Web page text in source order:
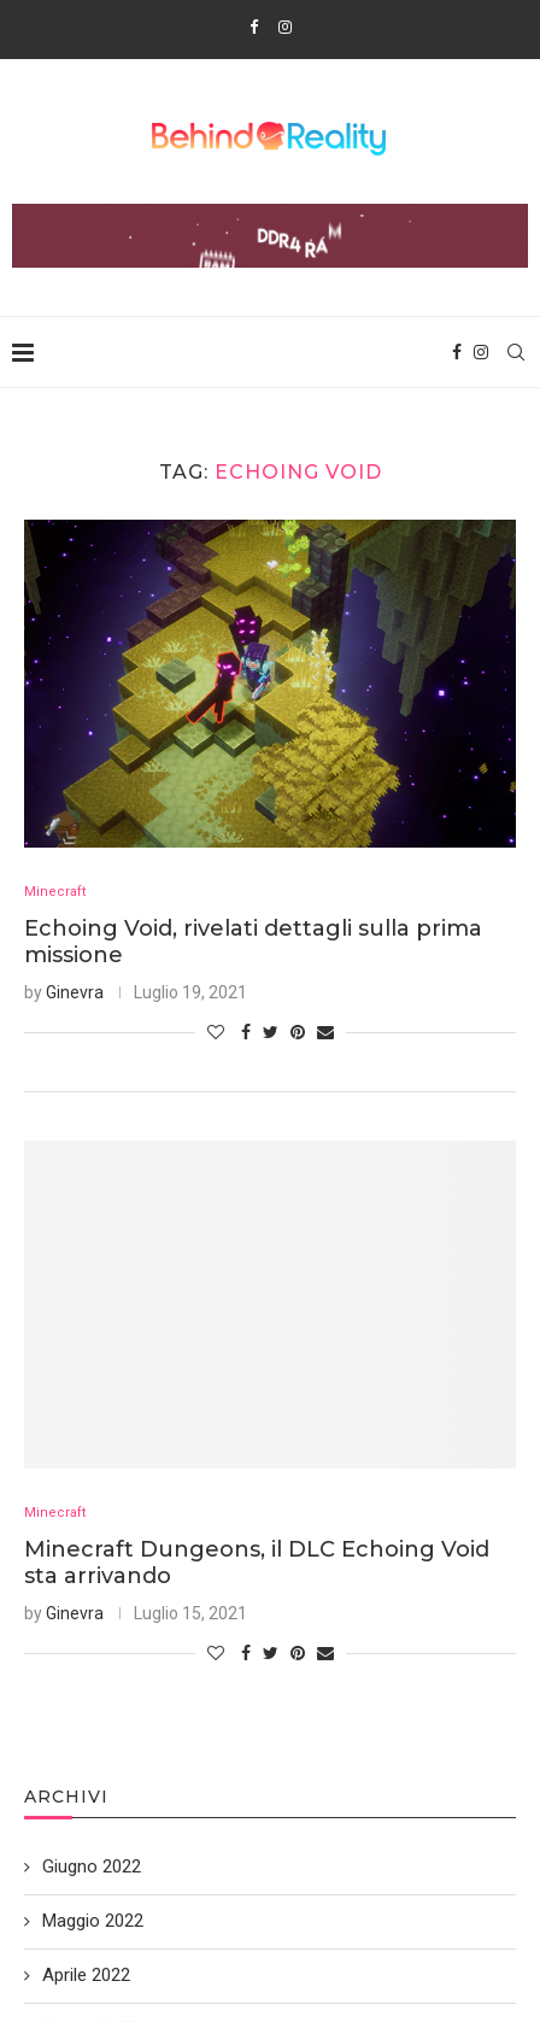
TAG: ECHOING VOID
Minecraft
Echoing Void, rivelati dettagli sulla prima
missione
byGinevra Luglio 19, 2021
Minecraft
Minecraft Dungeons, il DLC Echoing Void
sta arrivando
byGinevra Luglio 15, 2021
ARCHIVI
Giugno 2022
Maggio 2022
Aprile 2022